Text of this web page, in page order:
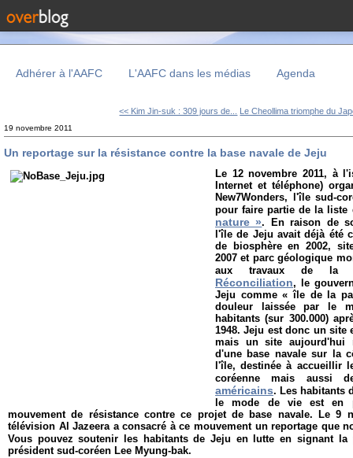
Adhérer à l'AAFC L'AAFC dans les médias Agenda
<< Kim Jin-suk : 309 jours de... Le Cheollima triomphe du
19 novembre 2011
Un reportage sur la résistance contre la base navale de Jeju
Le 12 novembre 2011, à
Internet et téléphone)
New7Wonders, l'île sud-
pour faire partie de la
nature ». Enraison de
l'île de Jeju avait déjà été
de biosphère en 2002,
2007 et parc géologique
aux travaux de
Réconciliation, le
Jeju comme « île de la
douleur laissée par le
habitants (sur 300.000)
1948.Jeju est donc un site
mais un site aujourd'hui
d'une base navale sur la
l'île, destinée à accueillir
coréenne mais aussi
américains. Les habitants
le mode de vie est en
mouvement de résistance contre ce projet de base navale. Le 9
télévision Al Jazeera a consacré à ce mouvement un reportage que
Vous pouvez soutenir les habitants de Jeju en lutte en signant la
président sud-coréen Lee Myung-bak.